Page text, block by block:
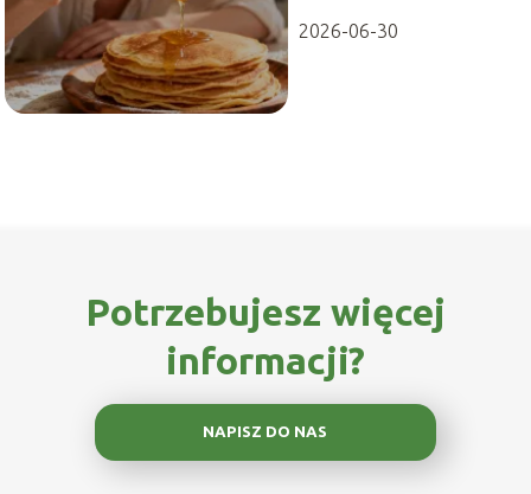
2026-06-30
Potrzebujesz więcej
informacji?
NAPISZ DO NAS